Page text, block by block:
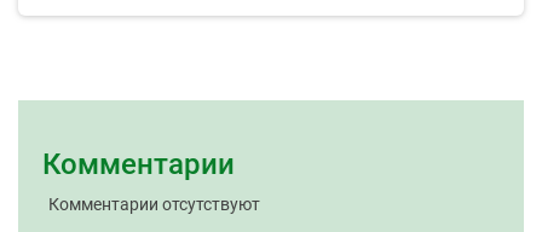
Комментарии
Комментарии отсутствуют